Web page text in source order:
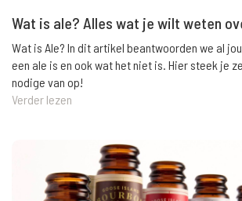
Wat is ale? Alles wat je wilt weten
Wat is Ale? In dit artikel beantwoorden we al
een ale is en ook wat het niet is. Hier steek je
nodige van op!
Verder lezen